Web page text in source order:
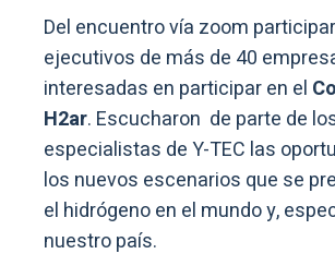
Del encuentro vía zoom
ejecutivos de más de 40
interesadas en participar en el
H2ar. Escucharon de parte de
especialistas de Y-TEC las
los nuevos escenarios que se
el hidrógeno en el mundo y,
nuestro país.